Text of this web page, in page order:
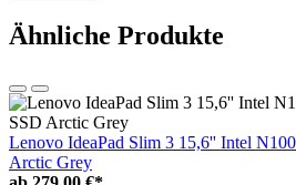
Ähnliche Produkte
Lenovo IdeaPad Slim 3 15,6'' Intel
Arctic Grey